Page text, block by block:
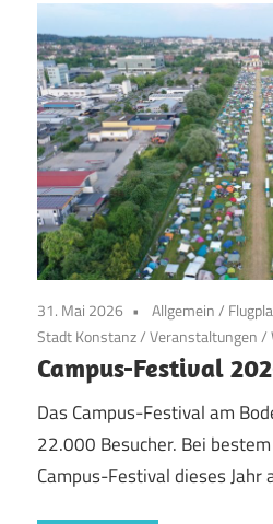
31. Mai 2026 Allgemein/
Stadt Konstanz/Veranstaltungen/
Campus-Festival
Das Campus-Festival am
22.000 Besucher. Bei
Campus-Festival dieses Jahr